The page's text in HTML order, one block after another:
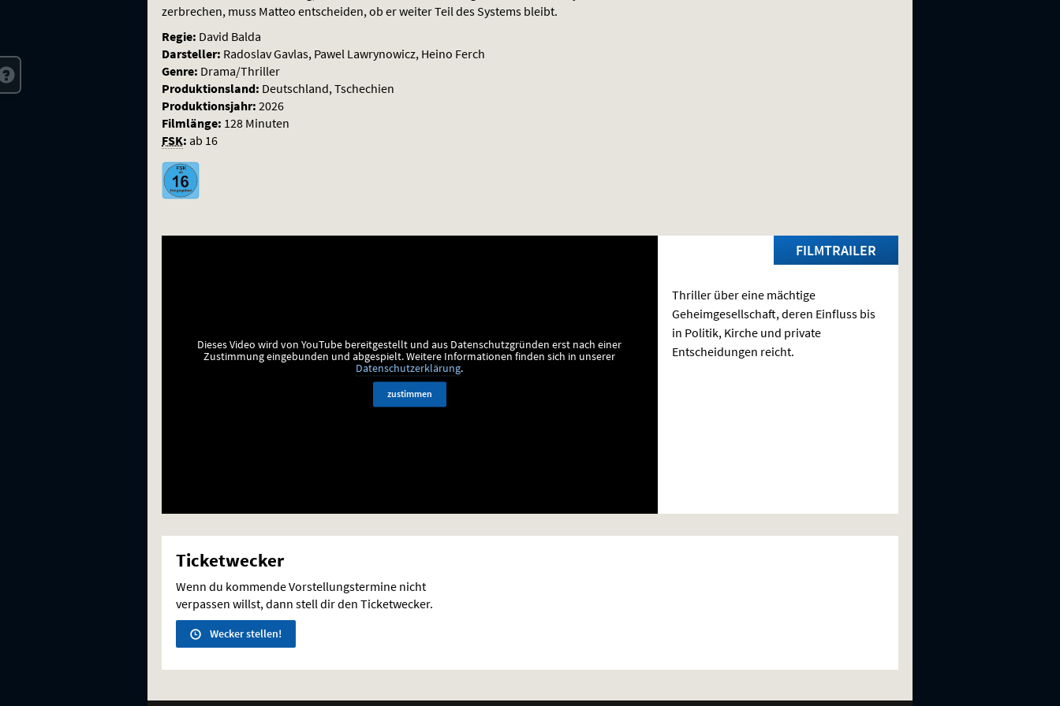
zerbrechen, muss Matteo entscheiden, ob er weiter Teil des Systems bleibt.
Regie: David Balda
Darsteller: Radoslav Gavlas, Pawel Lawrynowicz, Heino Ferch
Genre: Drama/Thriller
Produktionsland: Deutschland, Tschechien
Produktionsjahr: 2026
Filmlänge: 128 Minuten
FSK: ab 16
FILMTRAILER
Dieses Video wird von YouTube bereitgestellt und aus Datenschutzgründen erst nach einer
Zustimmung eingebunden und abgespielt.Weitere Informationen finden sich in unserer
Datenschutzerklärung.
zustimmen
Thriller über eine mächtige
Geheimgesellschaft, deren Einfluss bis
in Politik, Kirche und private
Entscheidungen reicht.
Ticketwecker
Wenn du kommende Vorstellungstermine nicht
verpassen willst, dann stell dir den Ticketwecker.
Wecker stellen!